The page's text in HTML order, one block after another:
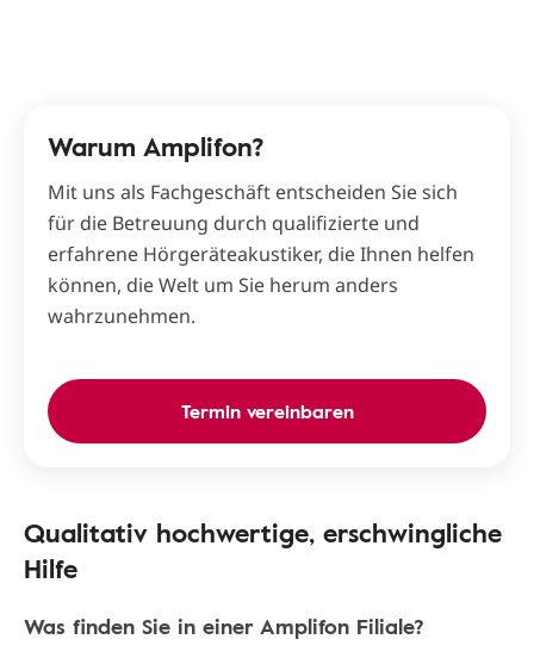
Warum Amplifon?
Mit uns als Fachgeschäft entscheiden Sie sich
für die Betreuung durch qualifizierte und
erfahrene Hörgeräteakustiker, die Ihnen helfen
können, die Welt um Sie herum anders
wahrzunehmen.
Termin vereinbaren
Qualitativ hochwertige, erschwingliche
Hilfe
Was finden Sie in einer Amplifon Filiale?